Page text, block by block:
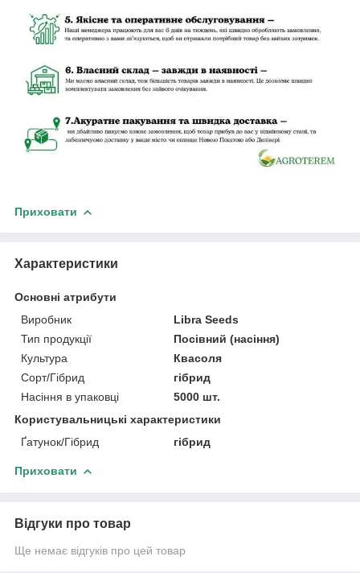
Приховати
Характеристики
Основні атрибути
Виробник
Libra Seeds
Тип продукції
Посівний (насіння)
Культура
Квасоля
Сорт/Гібрид
гібрид
Насіння в упаковці
5000 шт.
Користувальницькі характеристики
Ґатунок/Гібрид
гібрид
Приховати
Відгуки про товар
Ще немає відгуків про цей товар